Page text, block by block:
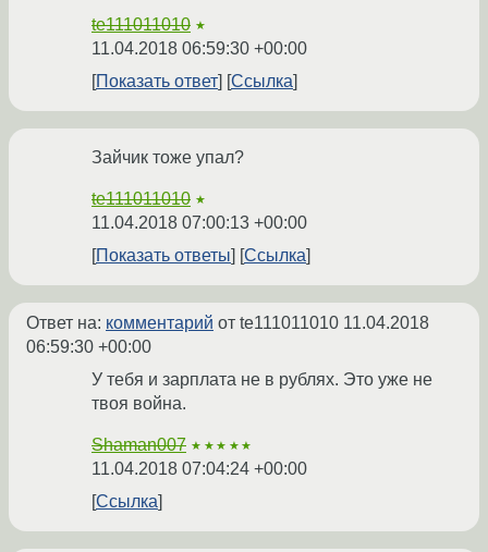
te111011010 ★
11.04.2018 06:59:30 +00:00
Показать ответ
Ссылка
Зайчик тоже упал?
te111011010 ★
11.04.2018 07:00:13 +00:00
Показать ответы
Ссылка
Ответ на: комментарий от te111011010 11.04.2018
06:59:30 +00:00
У тебя и зарплата не в рублях. Это уже не
твоя война.
Shaman007 ★★★★★
11.04.2018 07:04:24 +00:00
Ссылка